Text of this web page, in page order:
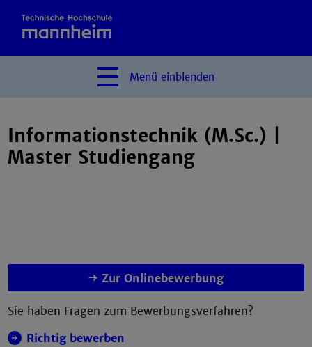
Menü einblenden
Informationstechnik (M.Sc.) |
Master Studiengang
Zur Onlinebewerbung
Sie haben Fragen zum Bewerbungsverfahren?
Richtig bewerben